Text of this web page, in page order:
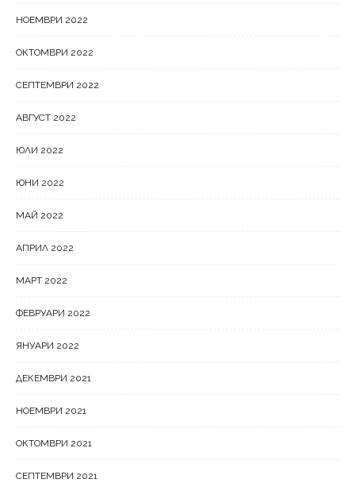
НОЕМВРИ 2022
ОКТОМВРИ 2022
СЕПТЕМВРИ 2022
АВГУСТ 2022
ЮЛИ 2022
ЮНИ 2022
МАЙ 2022
АПРИЛ 2022
МАРТ 2022
ФЕВРУАРИ 2022
ЯНУАРИ 2022
ДЕКЕМВРИ 2021
НОЕМВРИ 2021
ОКТОМВРИ 2021
СЕПТЕМВРИ 2021